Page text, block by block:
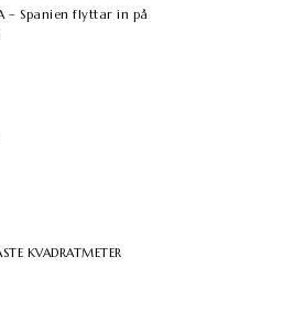
– Spanien flyttar in på
KVADRATMETER